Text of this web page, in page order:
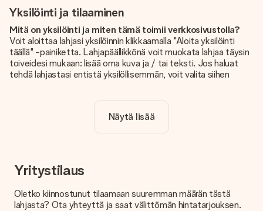
Yksilöinti ja tilaaminen
Mitä on yksilöinti ja miten tämä toimii verkkosivustolla?
Voit aloittaa lahjasi yksilöinnin klikkaamalla "Aloita yksilöinti
täällä" -painiketta. Lahjapäällikkönä voit muokata lahjaa täysin
toiveidesi mukaan: lisää oma kuva ja / tai teksti. Jos haluat
tehdä lahjastasi entistä yksilöllisemmän, voit valita siihen
Sisältyykö yksilöinti hintaan?
Sivustolla näkyvä hinta sisältää lahjasi yksilöinnin. Hauskaa ja
Haluamme varmistaa, että olet täysin tyytyväinen lahjaasi.
Siksi on tärkeää käyttää korkealaatuisia valokuvia. Jos olet
asiakaspalvelutiimiimme ja liitä valokuva tilaamasi lahjan
mukana. He voivat sitten tarkistaa laadun puolestasi!
Näytä lisää
Yritystilaus
Oletko kiinnostunut tilaamaan suuremman määrän tästä
lahjasta? Ota yhteyttä ja saat välittömän hintatarjouksen.